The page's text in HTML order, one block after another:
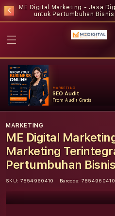
ME Digital Marketing - Jasa
untuk Pertumbuhan Bisnis
MARKETING
SEO Audit
From Audit Gratis
MARKETING
ME Digital
Marketing
Pertumbuhan Bisnis
SKU: 7854960410 Barcode: 7854960410